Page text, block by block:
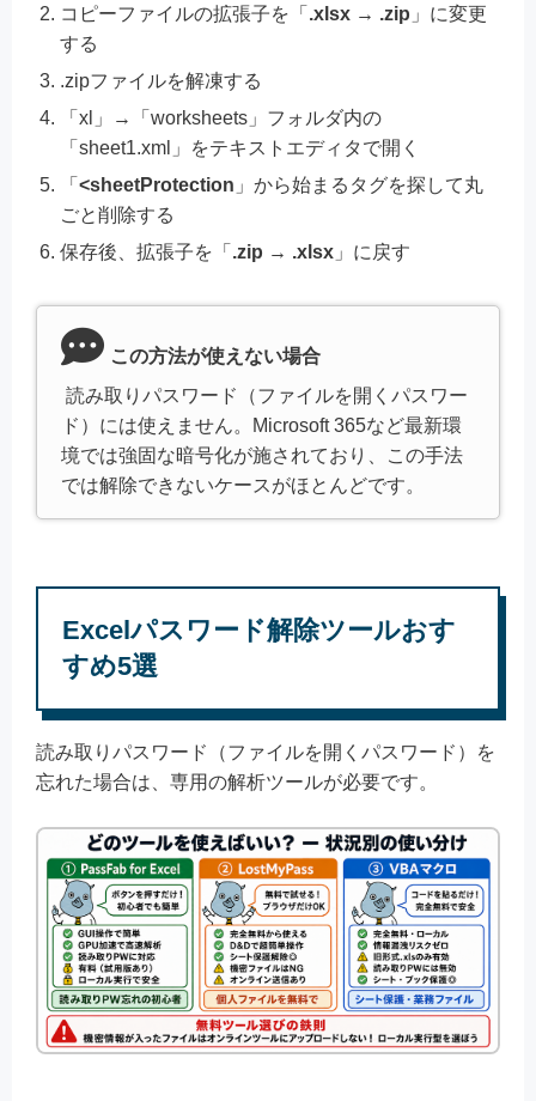
コピーファイルの拡張子を「 .xlsx → .zip 」に変更
する
.zipファイルを解凍する
「xl」→「worksheets」フォルダ内の
「sheet1.xml」をテキストエディタで開く
「 <sheetProtection 」から始まるタグを探して丸
ごと削除する
保存後、拡張子を「 .zip → .xlsx 」に戻す
この方法が使えない場合
読み取りパスワード（ファイルを開くパスワー
ド）には使えません。Microsoft 365など最新環
境では強固な暗号化が施されており、この手法
では解除できないケースがほとんどです。
Excelパスワード解除ツールおす
すめ5選
読み取りパスワード（ファイルを開くパスワード）を
忘れた場合は、専用の解析ツールが必要です。